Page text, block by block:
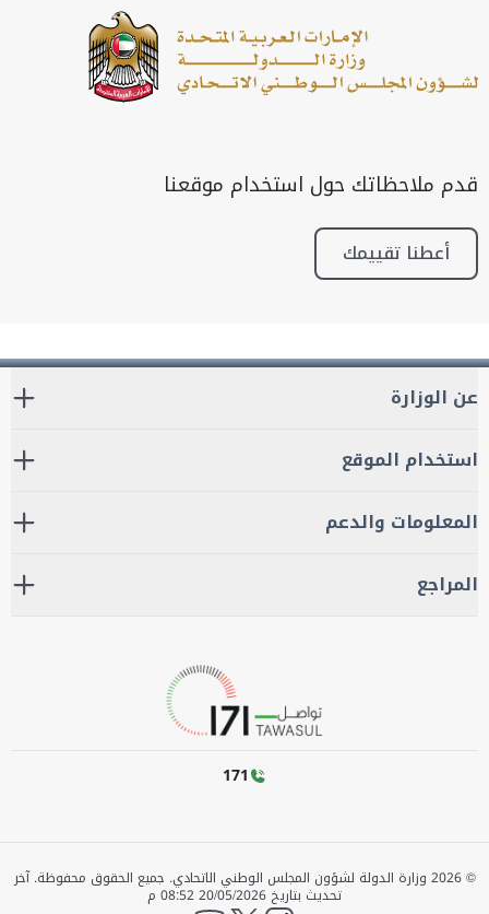
قدم ملاحظاتك حول استخدام موقعنا
أعطنا تقييمك
عن الوزارة
استخدام الموقع
المعلومات والدعم
المراجع
171
©
2026 وزارة الدولة لشؤون المجلس الوطني الاتحادي. جميع الحقوق محفوظة.آخر
تحديث بتاريخ 20/05/2026 08:52 م